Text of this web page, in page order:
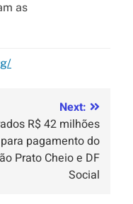
as
Next:
R$ 42 milhões
para pagamento do
Prato Cheio e DF
Social